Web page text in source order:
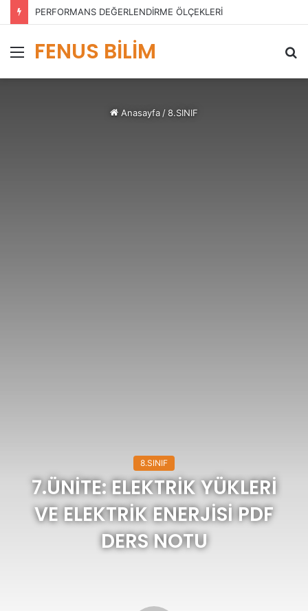
PERFORMANS DEĞERLENDİRME ÖLÇEKLERİ
Menü
FENUS BİLİM
Anasayfa /8.SINIF
8.SINIF
7.ÜNİTE: ELEKTRİK YÜKLERİ
VE ELEKTRİK ENERJİSİ PDF
DERS NOTU